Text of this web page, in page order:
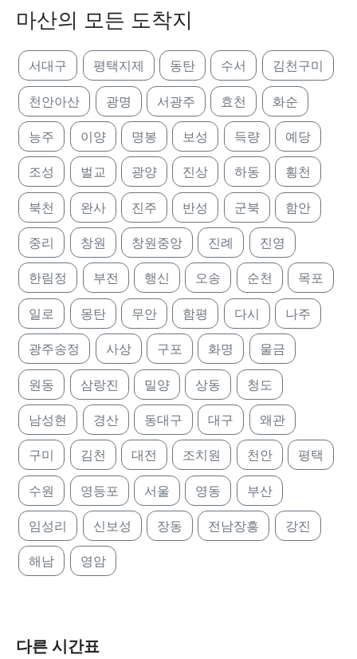
마산의 모든 도착지
서대구 평택지제 동탄 수서 김천구미
천안아산 광명 서광주 효천 화순
능주 이양 명봉 보성 득량 예당
조성 벌교 광양 진상 하동 횡천
북천 완사 진주 반성 군북 함안
중리 창원 창원중앙 진례 진영
한림정 부전 행신 오송 순천 목포
일로 몽탄 무안 함평 다시 나주
광주송정 사상 구포 화명 물금
원동 삼랑진 밀양 상동 청도
남성현 경산 동대구 대구 왜관
구미 김천 대전 조치원 천안 평택
수원 영등포 서울 영동 부산
임성리 신보성 장동 전남장흥 강진
해남 영암
다른 시간표